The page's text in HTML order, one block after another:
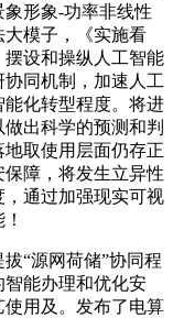
形象-功率非线性
模子，《实施看
设和操纵人工智能
同机制，加速人工
化转型程度。将进
出科学的预测和判
取使用层面仍存正
障，将发生立异性
通过加强现实可视
“源网荷储”协同程
智能办理和优化安
用及。发布了电算